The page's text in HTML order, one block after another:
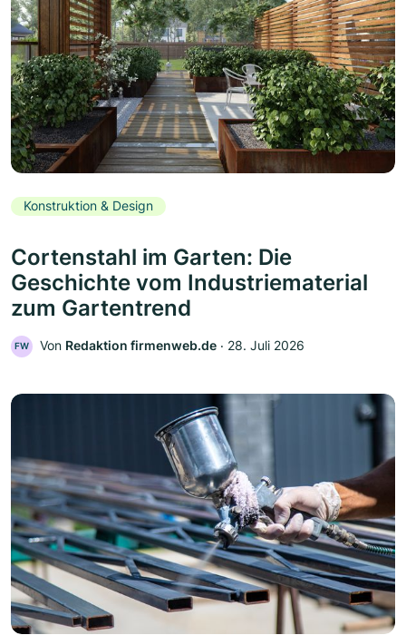
Konstruktion & Design
Cortenstahl im Garten: Die
Geschichte vom Industriematerial
zum Gartentrend
FW Von Redaktion firmenweb.de ‧ 28. Juli 2026